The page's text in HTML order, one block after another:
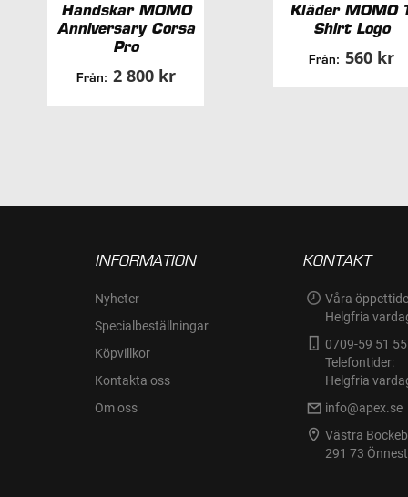
Handskar MOMO
Anniversary Corsa
Pro
Från: 2 800 kr
Kläder MOMO
Shirt Logo
Från: 560 kr
INFORMATION
Nyheter
Specialbeställningar
Köpvillkor
Kontakta oss
Om oss
KONTAKT
Våra
Helgfria
0709-59 51 55
Telefontider:
Helgfria
info@apex.se
Västra
291 73